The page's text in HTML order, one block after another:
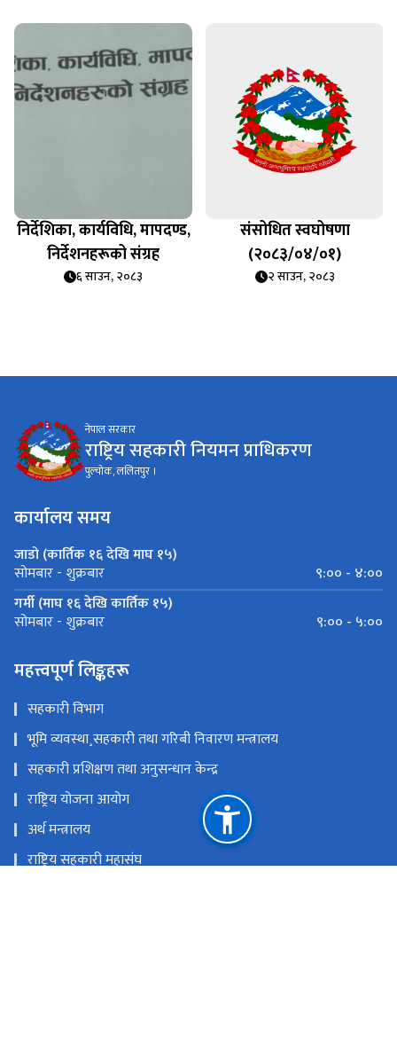
निर्देशिका, कार्यविधि, मापदण्ड,
निर्देशनहरूको संग्रह
६ साउन, २०८३
संसोधित स्वघोषणा
(२०८३/०४/०१)
२ साउन, २०८३
नेपाल सरकार
राष्ट्रिय सहकारी नियमन प्राधिकरण
पुल्चोक, ललितपुर ।
कार्यालय समय
जाडो (कार्तिक १६ देखि माघ १५)
सोमबार - शुक्रबार
९:०० - ४:००
गर्मी (माघ १६ देखि कार्तिक १५)
सोमबार - शुक्रबार ९:०० - ५:००
महत्त्वपूर्ण लिङ्कहरू
सहकारी विभाग
भूमि व्यवस्था¸सहकारी तथा गरिबी निवारण मन्त्रालय
सहकारी प्रशिक्षण तथा अनुसन्धान केन्द्र
राष्ट्रिय योजना आयोग
अर्थ मन्त्रालय
राष्ट्रिय सहकारी महासंघ